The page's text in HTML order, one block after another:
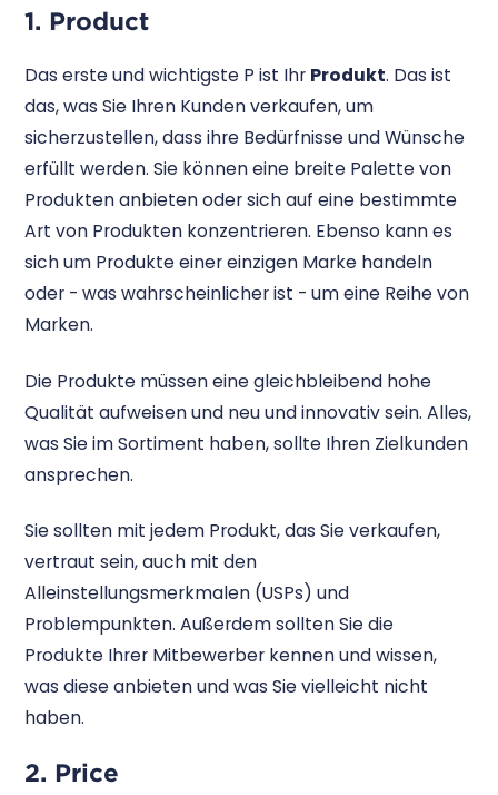
1. Product
Das erste und wichtigste P ist Ihr Produkt. Das ist
das, was Sie Ihren Kunden verkaufen, um
sicherzustellen, dass ihre Bedürfnisse und Wünsche
erfüllt werden. Sie können eine breite Palette von
Produkten anbieten oder sich auf eine bestimmte
Art von Produkten konzentrieren. Ebenso kann es
sich um Produkte einer einzigen Marke handeln
oder - was wahrscheinlicher ist - um eine Reihe von
Marken.
Die Produkte müssen eine gleichbleibend hohe
Qualität aufweisen und neu und innovativ sein. Alles,
was Sie im Sortiment haben, sollte Ihren Zielkunden
ansprechen.
Sie sollten mit jedem Produkt, das Sie verkaufen,
vertraut sein, auch mit den
Alleinstellungsmerkmalen (USPs) und
Problempunkten. Außerdem sollten Sie die
Produkte Ihrer Mitbewerber kennen und wissen,
was diese anbieten und was Sie vielleicht nicht
haben.
2. Price